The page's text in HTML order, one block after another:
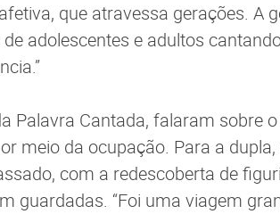
que atravessa gerações. A
adolescentes e adultos
Palavra Cantada, falaram sobre o
meio da ocupação. Para a dupla,
com a redescoberta de
guardadas. “Foi uma viagem